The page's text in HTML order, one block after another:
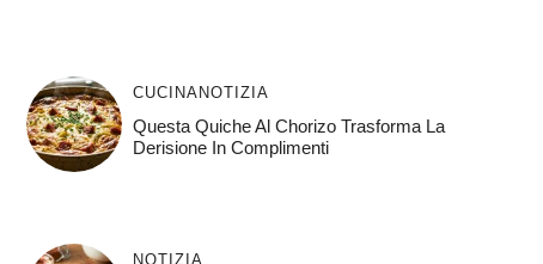
CUCINA NOTIZIA
Questa Quiche Al Chorizo ​​trasforma La
Derisione In Complimenti
NOTIZIA